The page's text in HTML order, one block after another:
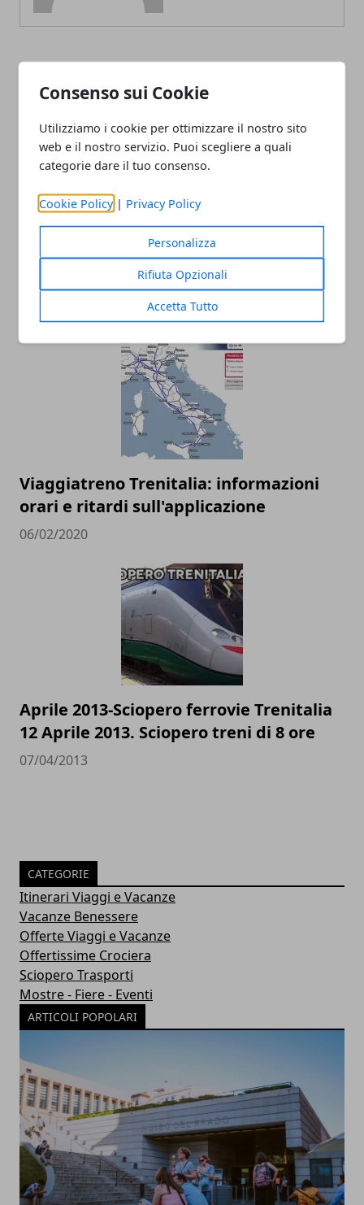
Consenso sui Cookie
Utilizziamo i cookie per ottimizzare il nostro sito
web e il nostro servizio. Puoi scegliere a quali
categorie dare il tuo consenso.
Cookie Policy | Privacy Policy
Personalizza
Rifiuta Opzionali
Accetta Tutto
Revisione dell’auto: ogni quanto farla,
perché è utile e interventi preventivi
Viaggiatreno Trenitalia: informazioni
orari e ritardi sull'applicazione
06/02/2020
Aprile 2013-Sciopero ferrovie Trenitalia
12 Aprile 2013. Sciopero treni di 8 ore
07/04/2013
CATEGORIE
Itinerari Viaggi e Vacanze
Vacanze Benessere
Offerte Viaggi e Vacanze
Offertissime Crociera
Sciopero Trasporti
Mostre - Fiere - Eventi
ARTICOLI POPOLARI